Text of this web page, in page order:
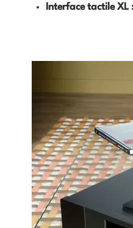
Interface tactile XL